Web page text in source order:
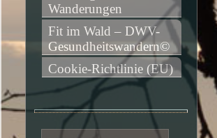
Wanderungen
Fit im Wald – DWV-
Gesundheitswandern©
Cookie-Richtlinie (EU)